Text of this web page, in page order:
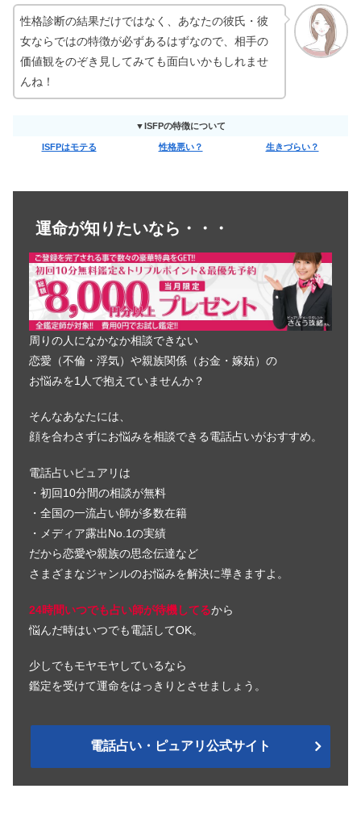
性格診断の結果だけではなく、あなたの彼氏・彼
女ならではの特徴が必ずあるはずなので、相手の
価値観をのぞき見してみても面白いかもしれませ
んね！
▼ISFPの特徴について
ISFPはモテる 性格悪い？ 生きづらい？
運命が知りたいなら・・・
周りの人になかなか相談できない
恋愛（不倫・浮気）や親族関係（お金・嫁姑）の
お悩みを1人で抱えていませんか？
そんなあなたには、
顔を合わさずにお悩みを相談できる電話占いがおすすめ。
電話占いピュアリは
・初回10分間の相談が無料
・全国の一流占い師が多数在籍
・メディア露出No.1の実績
だから恋愛や親族の思念伝達など
さまざまなジャンルのお悩みを解決に導きますよ。
24時間いつでも占い師が待機してるから
悩んだ時はいつでも電話してOK。
少しでもモヤモヤしているなら
鑑定を受けて運命をはっきりとさせましょう。
電話占い・ピュアリ公式サイト